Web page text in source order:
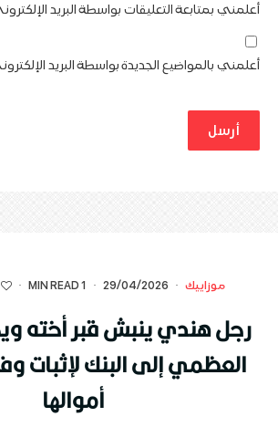
أعلمني بمتابعة التعليقات بواسطة البريد
أعلمني بالمواضيع الجديدة بواسطة البريد
موزاييك ·
29/04/2026
·
1 MIN READ
·
رجل هندي ينبش قبر أخته
العظمي إلى البنك لإثبات
أموالها